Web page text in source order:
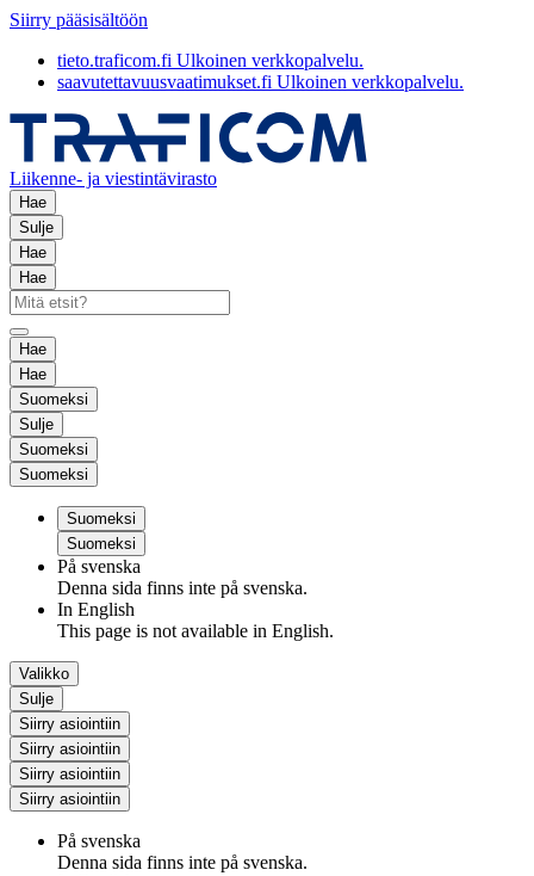
Siirry pääsisältöön
tieto.traficom.fi Ulkoinen verkkopalvelu.
saavutettavuusvaatimukset.fi Ulkoinen verkkopalvelu.
Liikenne- ja viestintävirasto
Hae
Sulje
Hae
Hae
Hae
Hae
Suomeksi
Sulje
Suomeksi
Suomeksi
Suomeksi
Suomeksi
På svenska
Denna sida finns inte på svenska.
In English
This page is not available in English.
Valikko
Sulje
Siirry asiointiin
Siirry asiointiin
Siirry asiointiin
Siirry asiointiin
På svenska
Denna sida finns inte på svenska.